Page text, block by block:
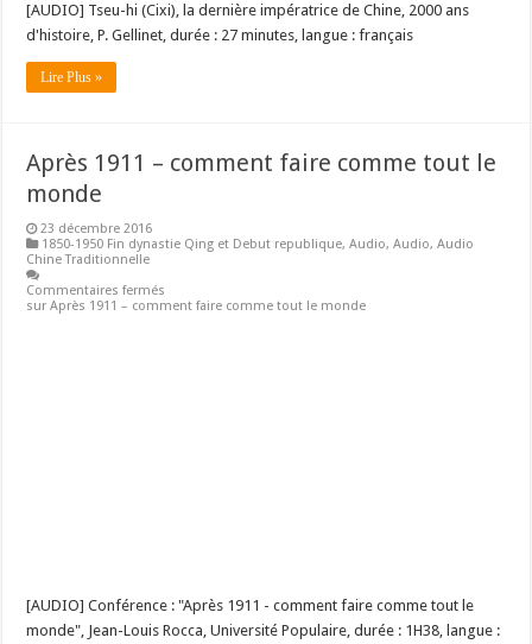
[AUDIO] Tseu-hi (Cixi), la dernière impératrice de Chine, 2000 ans
d'histoire, P. Gellinet, durée : 27 minutes, langue : français
Lire Plus »
Après 1911 – comment faire comme tout le
monde
23 décembre 2016
1850-1950 Fin dynastie Qing et Debut republique,Audio,Audio,Audio
Chine Traditionnelle
Commentaires fermés
sur Après 1911 – comment faire comme tout le monde
[AUDIO] Conférence : "Après 1911 - comment faire comme tout le
monde", Jean-Louis Rocca, Université Populaire, durée : 1H38, langue :